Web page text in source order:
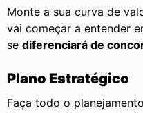
Monte a sua curva de
vai começar a entender
se diferenciará de
Plano Estratégico
Faça todo o